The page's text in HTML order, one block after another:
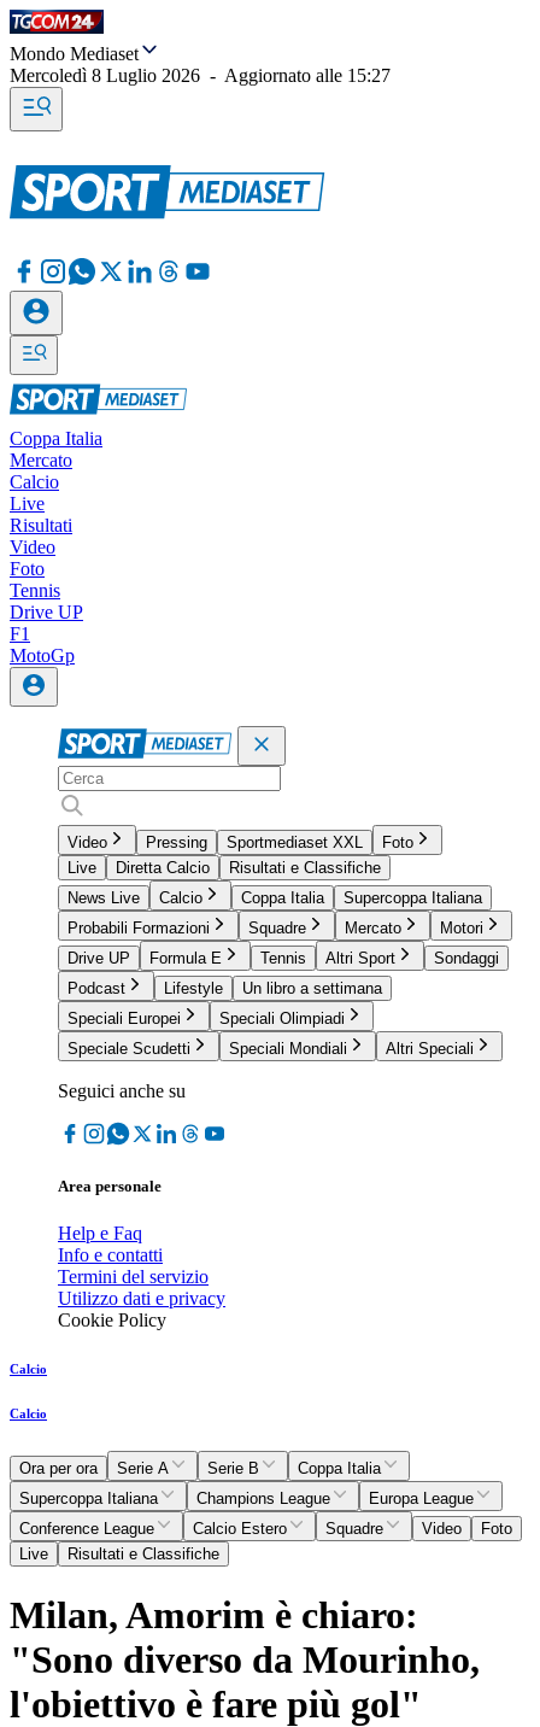
Mondo Mediaset
Mercoledì 8 Luglio 2026 - Aggiornato alle 15:27
Coppa Italia
Mercato
Calcio
Live
Risultati
Video
Foto
Tennis
Drive UP
F1
MotoGp
Video Pressing Sportmediaset XXL
Foto
Live
Diretta Calcio
Risultati e Classifiche
News Live
Calcio Coppa Italia
Supercoppa Italiana
Probabili Formazioni
Squadre Mercato
Motori
Drive UP
Formula E Tennis Altri Sport
Sondaggi
Podcast
Lifestyle
Un libro a settimana
Speciali Europei
Speciali Olimpiadi
Speciale Scudetti
Speciali Mondiali Altri Speciali
Seguici anche su
Area personale
Help e Faq
Info e contatti
Termini del servizio
Utilizzo dati e privacy
Cookie Policy
Calcio
Calcio
Ora per ora Serie A Serie B
Coppa Italia
Supercoppa Italiana
Champions League
Europa League
Conference League
Calcio Estero Squadre Video
Foto
Live
Risultati e Classifiche
Milan, Amorim è chiaro:
"Sono diverso da Mourinho,
l'obiettivo è fare più gol"